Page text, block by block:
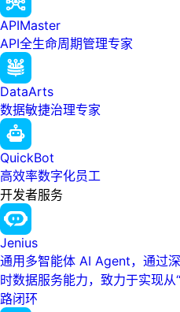
APIMaster
API全生命周期管理专家
DataArts
数据敏捷治理专家
QuickBot
高效率数字化员工
开发者服务
Jenius
通用多智能体 AI Agent，通过
时数据服务能力，致力于实现从
路闭环